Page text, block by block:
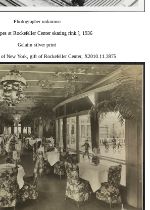
Photographer unknown
at Rockefeller Center skating rink.], 1936
Gelatin silver print
New York, gift of Rockefeller Center, X2010.11.3975